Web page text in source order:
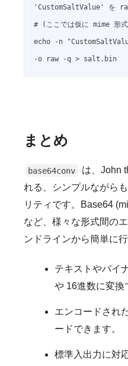
'CustomSaltValue' を
# (ここでは仮に mime 形式
echo -n
-o raw -q > salt.bin
まとめ
base64conv
は、John
れる、シンプルながら
リティです。Base64
など、様々な形式間の
ンドラインから簡単に
テキストやバイ
や 16進数に変換
エンコードされ
ードできます。
標準入出力に対